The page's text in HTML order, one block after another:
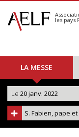
S'abonner
Calendrier
les pays
LA MESSE
Le 20 janv. 2022
S. Fabien, pape